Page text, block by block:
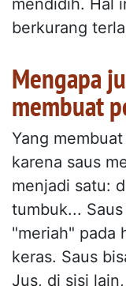
berkurang
Mengapa
membuat
Yang
karena saus
menjadi satu:
tumbuk...
"meriah" pada
keras. Saus
Jus, di sisi